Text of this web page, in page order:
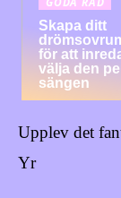
Skapa ditt
för att
välja den
sängen
Upplev det
Yr